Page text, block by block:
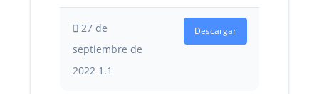
27 de
septiembre de
2022 1.1
Descargar